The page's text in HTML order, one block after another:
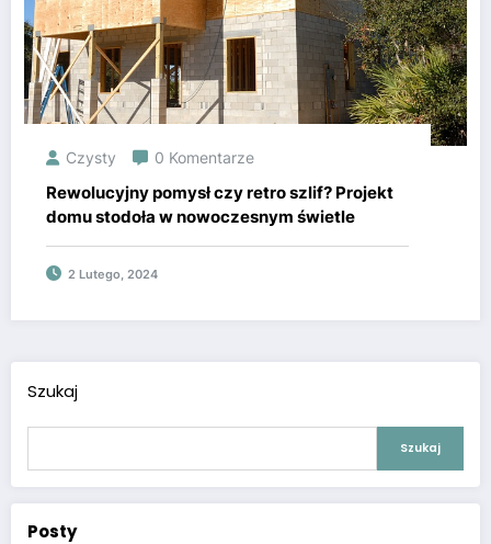
Czysty 0 Komentarze
Rewolucyjny pomysł czy retro szlif? Projekt
domu stodoła w nowoczesnym świetle
2 Lutego, 2024
Szukaj
Szukaj
Posty